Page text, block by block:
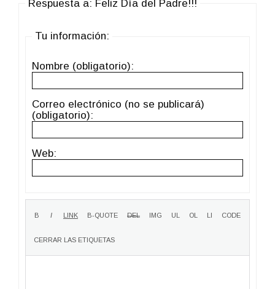
Respuesta a: Feliz Día del Padre!!!
Tu información:
Nombre (obligatorio):
Correo electrónico (no se publicará)
(obligatorio):
Web: